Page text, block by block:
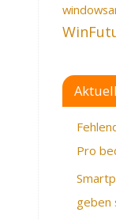
Pro
geben